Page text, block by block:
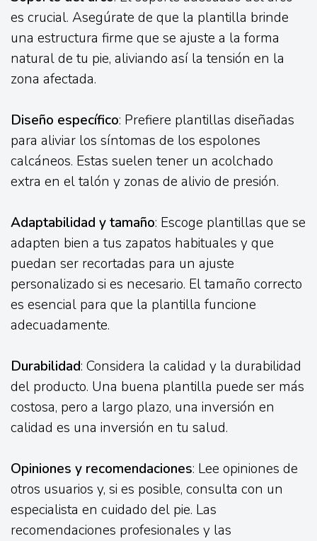
es crucial. Asegúrate de que la plantilla brinde
una estructura firme que se ajuste a la forma
natural de tu pie, aliviando así la tensión en la
zona afectada.
Diseño específico: Prefiere plantillas diseñadas
para aliviar los síntomas de los espolones
calcáneos. Estas suelen tener un acolchado
extra en el talón y zonas de alivio de presión.
Adaptabilidad y tamaño: Escoge plantillas que se
adapten bien a tus zapatos habituales y que
puedan ser recortadas para un ajuste
personalizado si es necesario. El tamaño correcto
es esencial para que la plantilla funcione
adecuadamente.
Durabilidad: Considera la calidad y la durabilidad
del producto. Una buena plantilla puede ser más
costosa, pero a largo plazo, una inversión en
calidad es una inversión en tu salud.
Opiniones y recomendaciones: Lee opiniones de
otros usuarios y, si es posible, consulta con un
especialista en cuidado del pie. Las
recomendaciones profesionales y las